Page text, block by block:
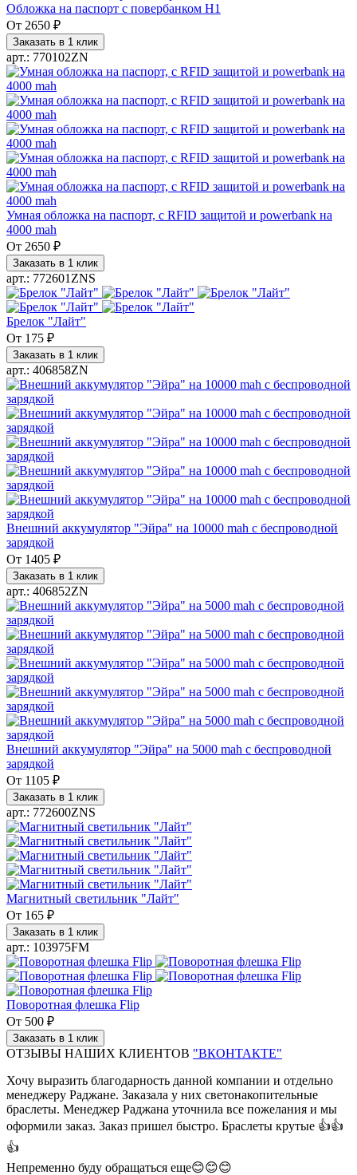
Обложка на паспорт с повербанком H1
От 2650 ₽
Заказать в 1 клик
арт.: 770102ZN
Умная обложка на паспорт, с RFID защитой и powerbank на
4000 mah
От 2650 ₽
Заказать в 1 клик
арт.: 772601ZNS
Брелок "Лайт"
От 175 ₽
Заказать в 1 клик
арт.: 406858ZN
Внешний аккумулятор "Эйра" на 10000 mah с беспроводной
зарядкой
От 1405 ₽
Заказать в 1 клик
арт.: 406852ZN
Внешний аккумулятор "Эйра" на 5000 mah с беспроводной
зарядкой
От 1105 ₽
Заказать в 1 клик
арт.: 772600ZNS
Магнитный светильник "Лайт"
От 165 ₽
Заказать в 1 клик
арт.: 103975FM
Поворотная флешка Flip
От 500 ₽
Заказать в 1 клик
ОТЗЫВЫ НАШИХ КЛИЕНТОВ "ВКОНТАКТЕ"
Хочу выразить благодарность данной компании и отдельно
менеджеру Раджане. Заказала у них светонакопительные
браслеты. Менеджер Раджана уточнила все пожелания и мы
оформили заказ. Заказ пришел быстро. Браслеты крутые 👍👍
👍
Непременно буду обращаться еще😊😊😊